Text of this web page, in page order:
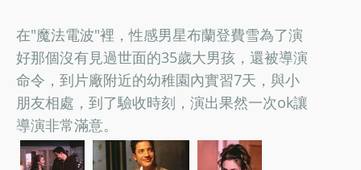
在"魔法電波"裡，性感男星布蘭登費雪為了演
好那個沒有見過世面的35歲大男孩，還被導演
命令，到片廠附近的幼稚園內實習7天，與小
朋友相處，到了驗收時刻，演出果然一次ok讓
導演非常滿意。